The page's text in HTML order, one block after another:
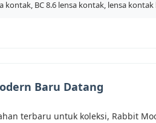
kontak, BC 8.6 lensa kontak, lensa
Baru Datang
terbaru untuk koleksi, Rabbit